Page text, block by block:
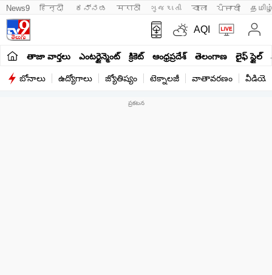
News9 हिन्दी ಕನ್ನಡ मराठी ગુજરાતી বাংলা ਪੰਜਾਬੀ
AQI
తాజా వార్తలు ఎంటర్టైన్మెంట్ క్రికెట్ ఆంధ్రప్రదేశ్ తెలంగాణ లైఫ్ స్టైల్
బోనాలు ఉద్యోగాలు జ్యోతిష్యం టెక్నాలజీ వాతావరణం